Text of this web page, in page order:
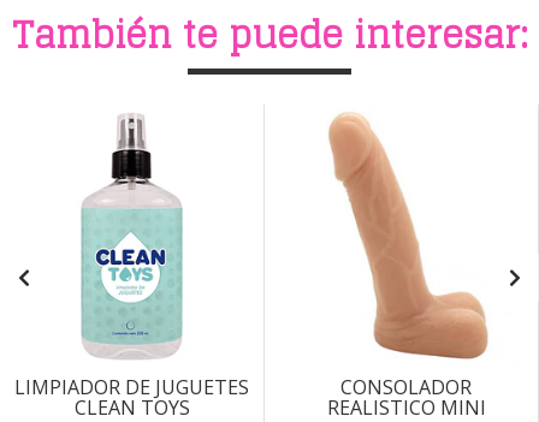
También te puede interesar:
LIMPIADOR DE JUGUETES
CLEAN TOYS
CONSOLADOR
REALISTICO MINI